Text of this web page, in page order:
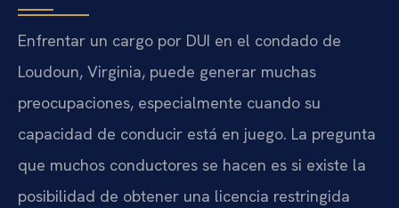
Enfrentar un cargo por DUI en el condado de
Loudoun, Virginia, puede generar muchas
preocupaciones, especialmente cuando su
capacidad de conducir está en juego. La pregunta
que muchos conductores se hacen es si existe la
posibilidad de obtener una licencia restringida